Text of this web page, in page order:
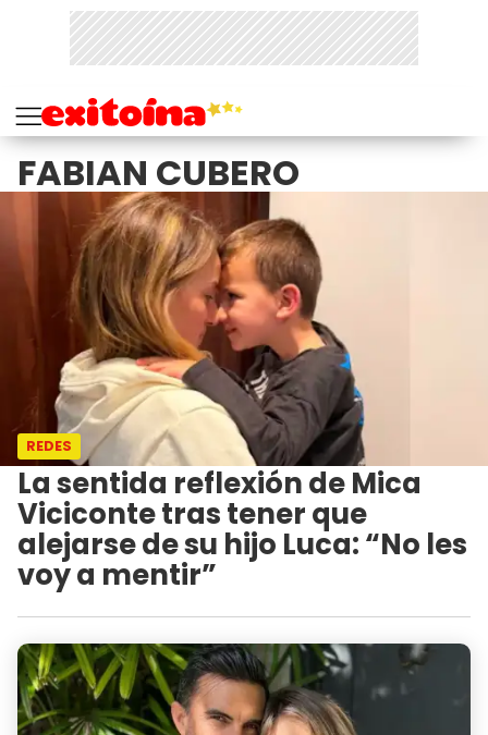
FABIAN CUBERO
REDES
La sentida reflexión de Mica
Viciconte tras tener que
alejarse de su hijo Luca: “No les
voy a mentir”